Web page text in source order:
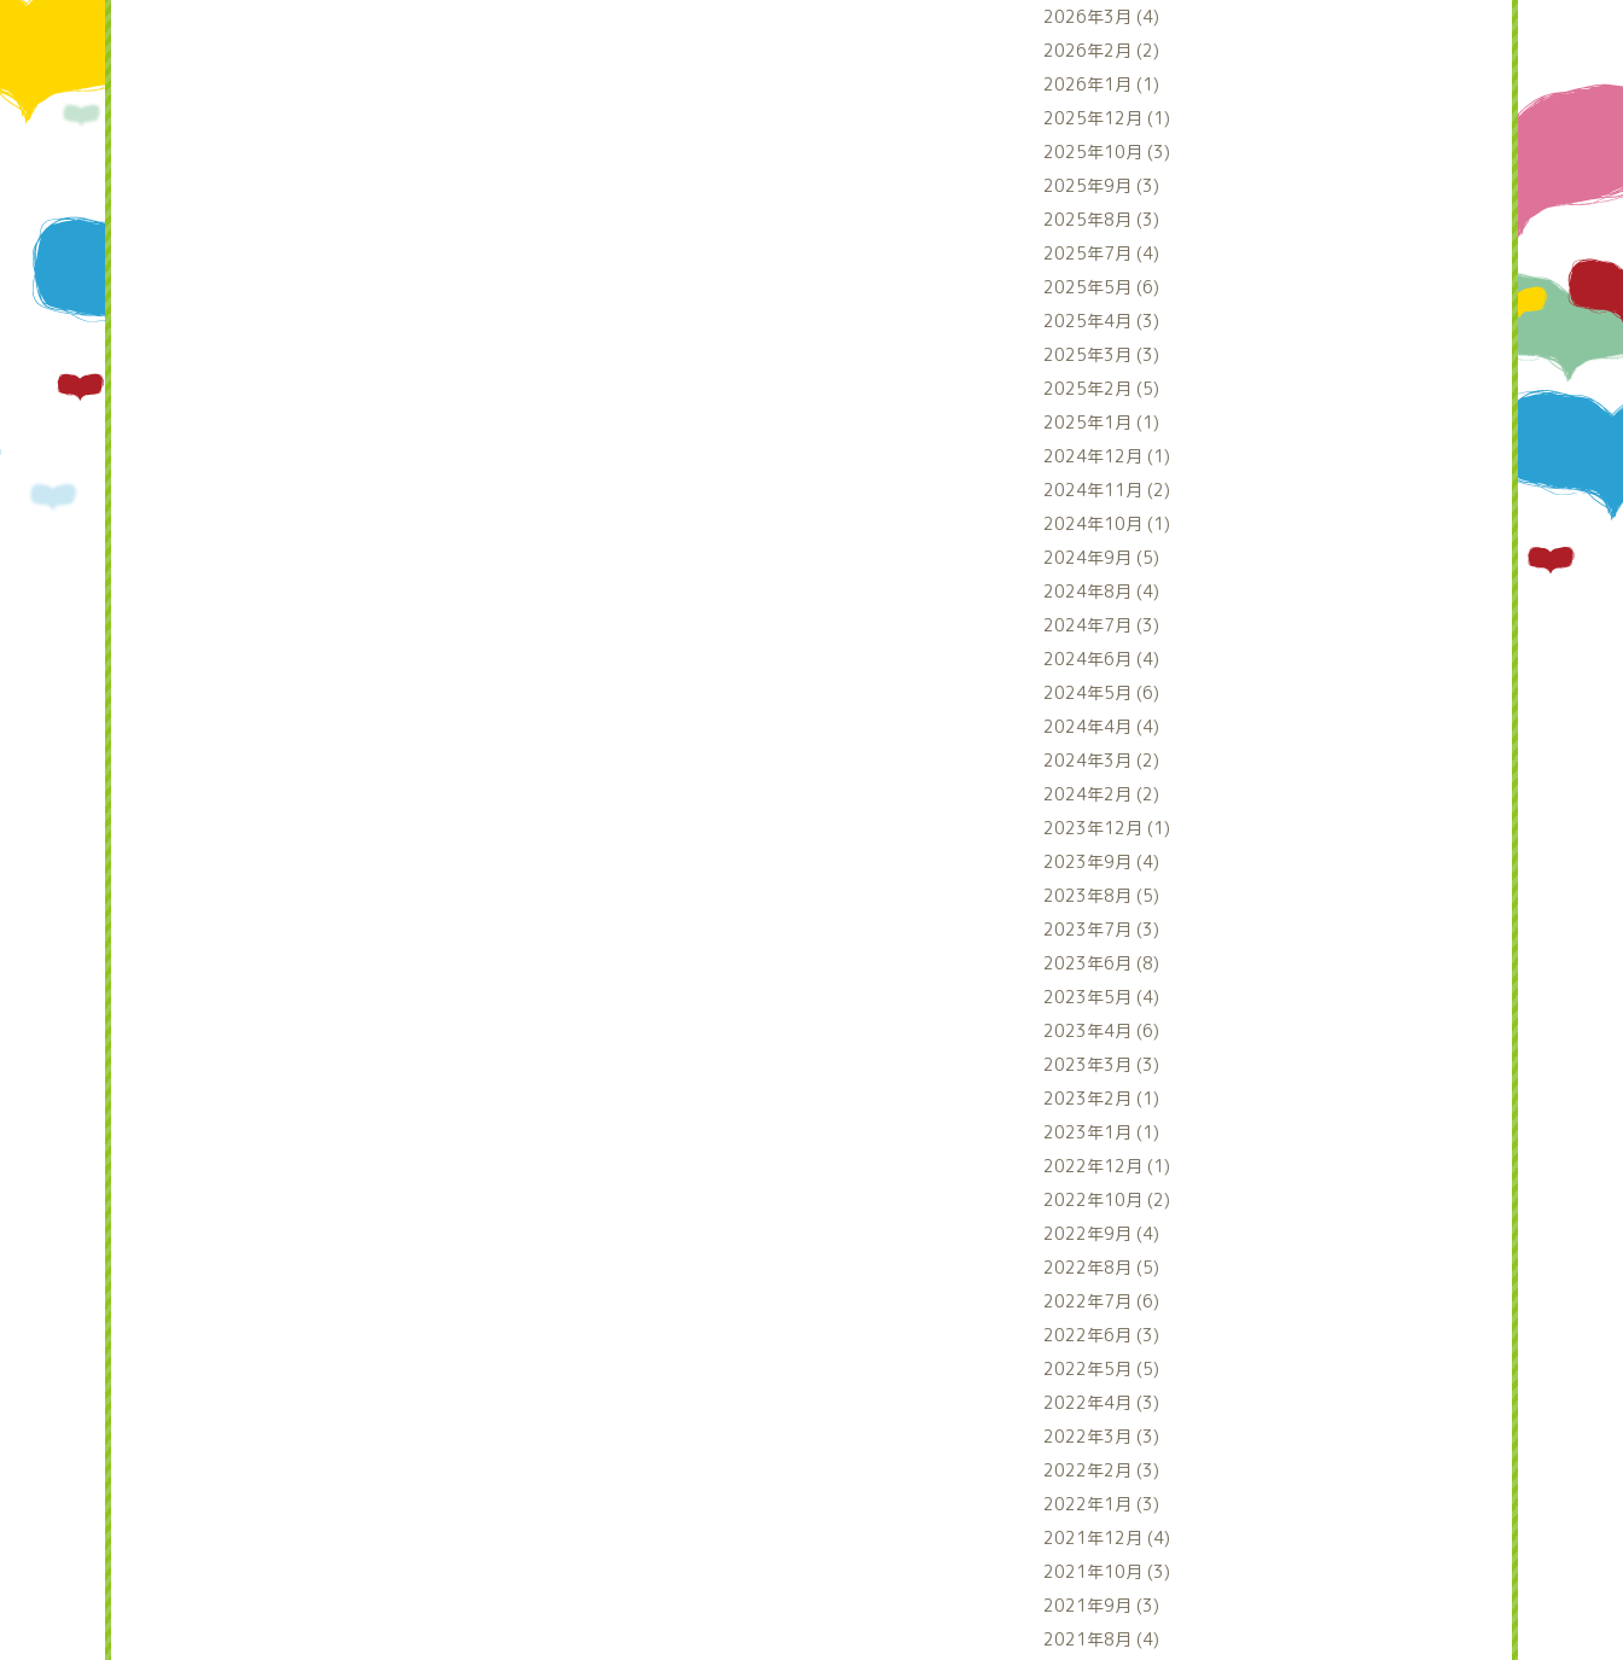
2026年3月 (4)
2026年2月 (2)
2026年1月 (1)
2025年12月 (1)
2025年10月 (3)
2025年9月 (3)
2025年8月 (3)
2025年7月 (4)
2025年5月 (6)
2025年4月 (3)
2025年3月 (3)
2025年2月 (5)
2025年1月 (1)
2024年12月 (1)
2024年11月 (2)
2024年10月 (1)
2024年9月 (5)
2024年8月 (4)
2024年7月 (3)
2024年6月 (4)
2024年5月 (6)
2024年4月 (4)
2024年3月 (2)
2024年2月 (2)
2023年12月 (1)
2023年9月 (4)
2023年8月 (5)
2023年7月 (3)
2023年6月 (8)
2023年5月 (4)
2023年4月 (6)
2023年3月 (3)
2023年2月 (1)
2023年1月 (1)
2022年12月 (1)
2022年10月 (2)
2022年9月 (4)
2022年8月 (5)
2022年7月 (6)
2022年6月 (3)
2022年5月 (5)
2022年4月 (3)
2022年3月 (3)
2022年2月 (3)
2022年1月 (3)
2021年12月 (4)
2021年10月 (3)
2021年9月 (3)
2021年8月 (4)